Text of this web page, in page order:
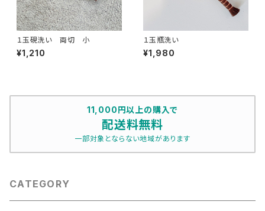
１玉硯洗い 両切 小
¥1,210
１玉瓶洗い
¥1,980
11,000円以上の購入で
配送料無料
一部対象とならない地域があります
CATEGORY